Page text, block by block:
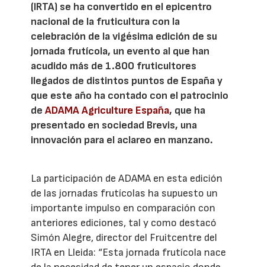
(IRTA) se ha convertido en el epicentro
nacional de la fruticultura con la
celebración de la vigésima edición de su
jornada frutícola, un evento al que han
acudido más de 1.800 fruticultores
llegados de distintos puntos de España y
que este año ha contado con el patrocinio
deADAMA Agriculture España, que ha
presentado en sociedad Brevis, una
innovación para el aclareo en manzano.
La participación de ADAMA en esta edición
de las jornadas frutícolas ha supuesto un
importante impulso en comparación con
anteriores ediciones, tal y como destacó
Simón Alegre, director del Fruitcentre del
IRTA en Lleida: “Esta jornada frutícola nace